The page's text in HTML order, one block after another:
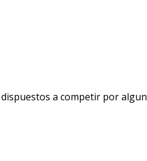
a competir por